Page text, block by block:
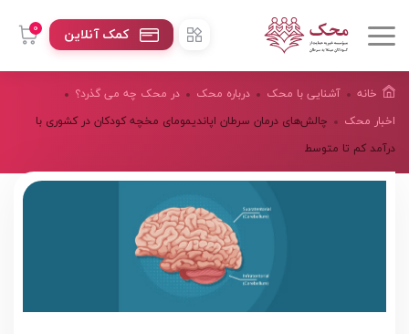
0 کمک آنلاین
خانه آشنایی با محک درباره محک
در محک چه می گذرد؟
اخبار محک
چالش‌های درمان سرطان اپانديمومای مخچه كودكان در كشوری با
درآمد كم تا متوسط